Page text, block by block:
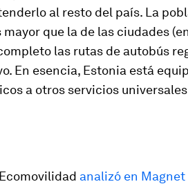
al resto del país. La
mayor que la de las ciudades
las rutas de autobús
En esencia, Estonia está
a otros servicios
analizó en Magnet